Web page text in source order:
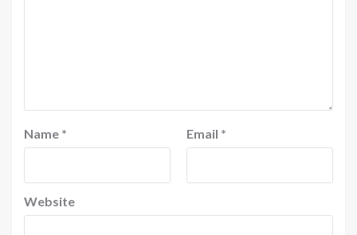
Name * Email *
Website